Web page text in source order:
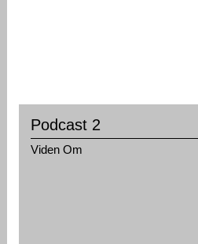
Podcast 2
Viden Om